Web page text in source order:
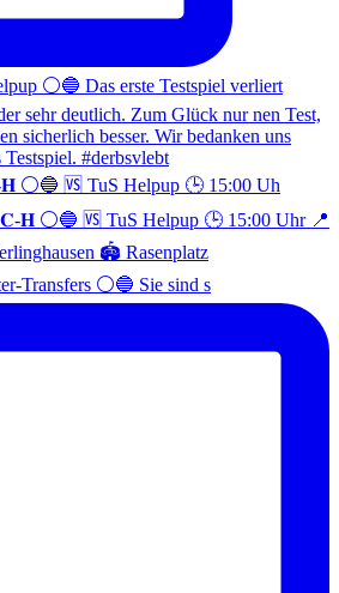
🆚 TuS Helpup 🕒 15:00 Uh
Transfers ⚪️🔵 Sie sind s